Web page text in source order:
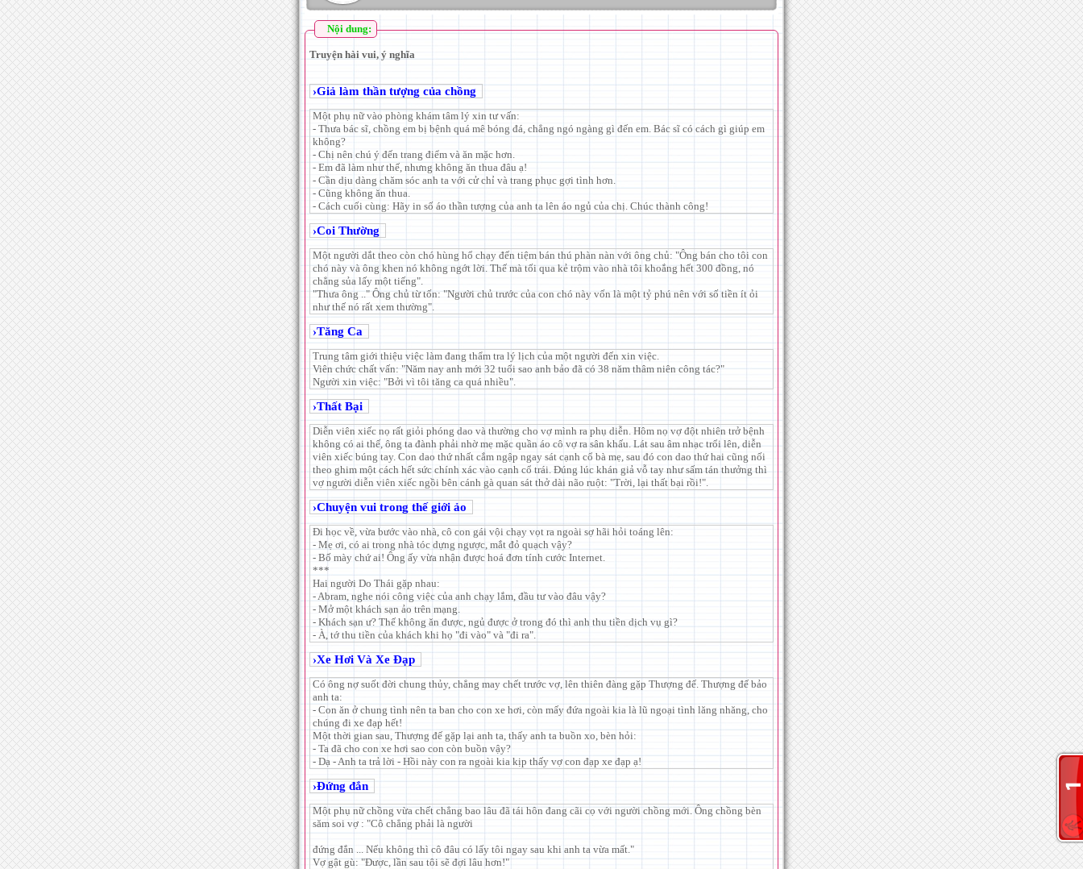
Nội dung:
Truyện hài vui, ý nghĩa
›Giả làm thần tượng của chồng
Một phụ nữ vào phòng khám tâm lý xin tư vấn:
- Thưa bác sĩ, chồng em bị bệnh quá mê bóng đá, chẳng ngó ngàng gì đến em. Bác sĩ có cách gì giúp em
không?
- Chị nên chú ý đến trang điểm và ăn mặc hơn.
- Em đã làm như thế, nhưng không ăn thua đâu ạ!
- Cần dịu dàng chăm sóc anh ta với cử chỉ và trang phục gợi tình hơn.
- Cũng không ăn thua.
- Cách cuối cùng: Hãy in số áo thần tượng của anh ta lên áo ngủ của chị. Chúc thành công!
›Coi Thường
Một người dắt theo còn chó hùng hổ chạy đến tiệm bán thú phàn nàn với ông chủ: "Ông bán cho tôi con
chó này và ông khen nó không ngớt lời. Thế mà tối qua kẻ trộm vào nhà tôi khoắng hết 300 đồng, nó
chẳng sủa lấy một tiếng".
"Thưa ông .." Ông chủ từ tốn: "Người chủ trước của con chó này vốn là một tỷ phú nên với số tiền ít ỏi
như thế nó rất xem thường".
›Tăng Ca
Trung tâm giới thiệu việc làm đang thẩm tra lý lịch của một người đến xin việc.
Viên chức chất vấn: "Năm nay anh mới 32 tuổi sao anh bảo đã có 38 năm thâm niên công tác?"
Người xin việc: "Bởi vì tôi tăng ca quá nhiều".
›Thất Bại
Diễn viên xiếc nọ rất giỏi phóng dao và thường cho vợ mình ra phụ diễn. Hôm nọ vợ đột nhiên trở bệnh
không có ai thế, ông ta đành phải nhờ mẹ mặc quần áo cô vợ ra sân khấu. Lát sau âm nhạc trổi lên, diễn
viên xiếc búng tay. Con dao thứ nhất cắm ngập ngay sát cạnh cổ bà mẹ, sau đó con dao thứ hai cũng nối
theo ghim một cách hết sức chính xác vào cạnh cổ trái. Đúng lúc khán giả vỗ tay như sấm tán thưởng thì
vợ người diễn viên xiếc ngồi bên cánh gà quan sát thở dài não ruột: "Trời, lại thất bại rồi!".
›Chuyện vui trong thế giới ảo
Đi học về, vừa bước vào nhà, cô con gái vội chạy vọt ra ngoài sợ hãi hỏi toáng lên:
- Mẹ ơi, có ai trong nhà tóc dựng ngược, mắt đỏ quạch vậy?
- Bố mày chứ ai! Ông ấy vừa nhận được hoá đơn tính cước Internet.
***
Hai người Do Thái gặp nhau:
- Abram, nghe nói công việc của anh chạy lắm, đầu tư vào đâu vậy?
- Mở một khách sạn ảo trên mạng.
- Khách sạn ư? Thế không ăn được, ngủ được ở trong đó thì anh thu tiền dịch vụ gì?
- À, tớ thu tiền của khách khi họ "đi vào" và "đi ra".
›Xe Hơi Và Xe Đạp
Có ông nợ suốt đời chung thủy, chẳng may chết trước vợ, lên thiên đàng gặp Thượng đế. Thượng đế bảo
anh ta:
- Con ăn ở chung tình nên ta ban cho con xe hơi, còn mấy đứa ngoài kia là lũ ngoại tình lăng nhăng, cho
chúng đi xe đạp hết!
Một thời gian sau, Thượng đế gặp lại anh ta, thấy anh ta buồn xo, bèn hỏi:
- Ta đã cho con xe hơi sao con còn buồn vậy?
- Dạ - Anh ta trả lời - Hồi này con ra ngoài kia kịp thấy vợ con đạp xe đạp ạ!
›Đứng đắn
Một phụ nữ chồng vừa chết chẳng bao lâu đã tái hôn đang cãi cọ với người chồng mới. Ông chồng bèn
săm soi vợ : "Cô chẳng phải là người
đứng đắn ... Nếu không thì cô đâu có lấy tôi ngay sau khi anh ta vừa mất."
Vợ gật gù: "Được, lần sau tôi sẽ đợi lâu hơn!"